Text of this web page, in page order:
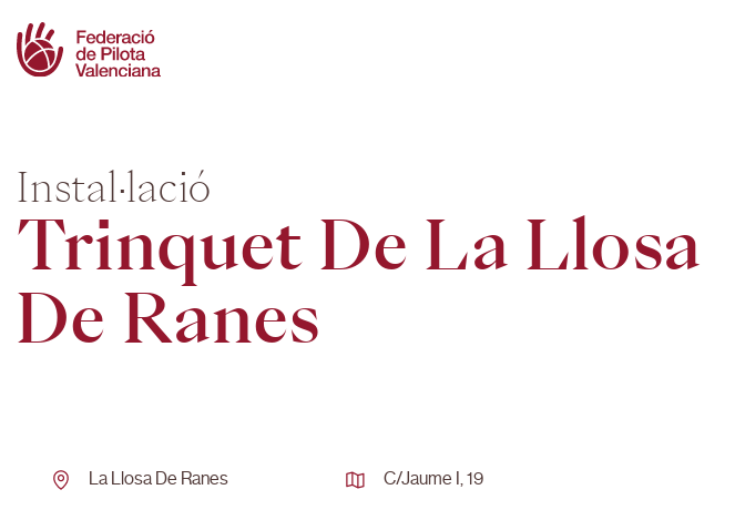
content
Instal·lació
Trinquet De La Llosa
De Ranes
La Llosa De Ranes C/jaume I, 19